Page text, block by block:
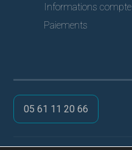
Informations compte
Paiements
05 61 11 20 66